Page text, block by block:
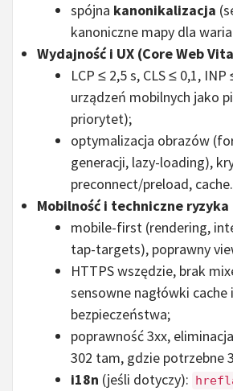
spójna kanonikalizacja
kanoniczne mapy dla
Wydajność i UX (Core Web
LCP ≤ 2,5 s, CLS ≤ 0,1,
urządzeń mobilnych jako
priorytet);
optymalizacja obrazów
generacji, lazy-loading),
preconnect/preload, cache.
Mobilność i techniczne ryzyka
mobile-first (rendering,
tap-targets), poprawny
HTTPS wszędzie, brak
sensowne nagłówki cache i
bezpieczeństwa;
poprawność 3xx,
302 tam, gdzie potrzebne
i18n (jeśli dotyczy):